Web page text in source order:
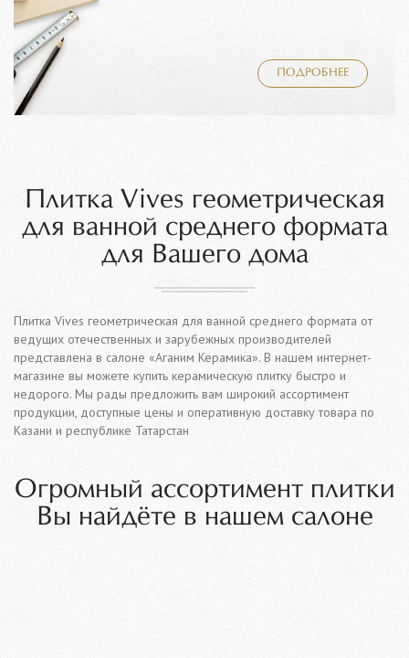
ПОДРОБНЕЕ
Плитка Vives геометрическая
для ванной среднего формата
для Вашего дома
Плитка Vives геометрическая для ванной среднего формата от
ведущих отечественных и зарубежных производителей
представлена в салоне «Аганим Керамика». В нашем интернет-
магазине вы можете купить керамическую плитку быстро и
недорого. Мы рады предложить вам широкий ассортимент
продукции, доступные цены и оперативную доставку товара по
Казани и республике Татарстан
Огромный ассортимент плитки
Вы найдёте в нашем салоне